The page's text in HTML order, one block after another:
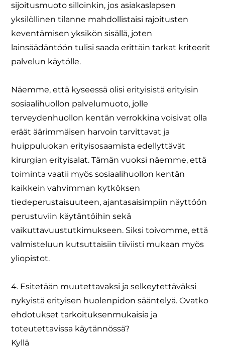
sijoitusmuoto silloinkin, jos asiakaslapsen
yksilöllinen tilanne mahdollistaisi rajoitusten
keventämisen yksikön sisällä, joten
lainsäädäntöön tulisi saada erittäin tarkat kriteerit
palvelun käytölle.
Näemme, että kyseessä olisi erityisistä erityisin
sosiaalihuollon palvelumuoto, jolle
terveydenhuollon kentän verrokkina voisivat olla
eräät äärimmäisen harvoin tarvittavat ja
huippuluokan erityisosaamista edellyttävät
kirurgian erityisalat. Tämän vuoksi näemme, että
toiminta vaatii myös sosiaalihuollon kentän
kaikkein vahvimman kytköksen
tiedeperustaisuuteen, ajantasaisimpiin näyttöön
perustuviin käytäntöihin sekä
vaikuttavuustutkimukseen. Siksi toivomme, että
valmisteluun kutsuttaisiin tiiviisti mukaan myös
yliopistot.
4. Esitetään muutettavaksi ja selkeytettäväksi
nykyistä erityisen huolenpidon sääntelyä. Ovatko
ehdotukset tarkoituksenmukaisia ja
toteutettavissa käytännössä?
Kyllä